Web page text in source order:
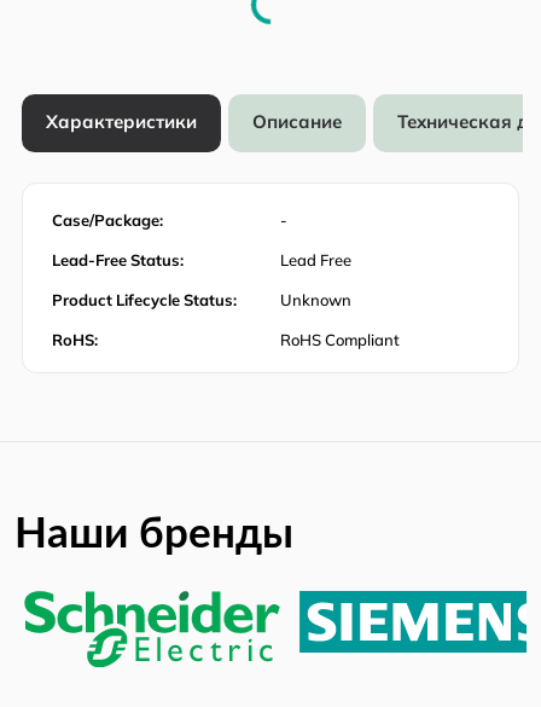
Характеристики Описание Техническая
Case/Package: -
Lead-Free Status: Lead Free
Product Lifecycle Status: Unknown
RoHS: RoHS Compliant
Наши бренды